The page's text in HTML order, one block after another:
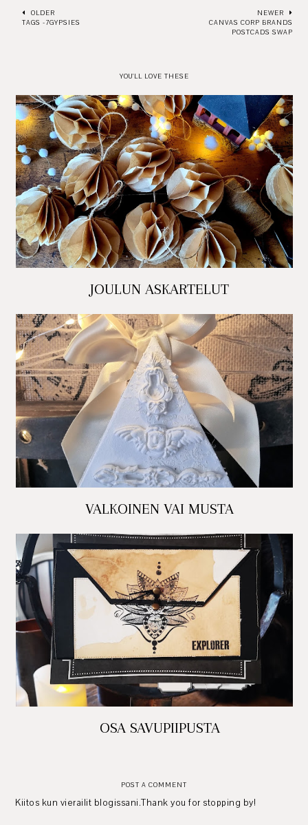
OLDER
TAGS -7GYPSIES
NEWER
CANVAS CORP BRANDS
POSTCADS SWAP
YOU'LL LOVE THESE
JOULUN ASKARTELUT
VALKOINEN VAI MUSTA
OSA SAVUPIIPUSTA
POST A COMMENT
Kiitos kun vierailit blogissani.Thank you for stopping by!